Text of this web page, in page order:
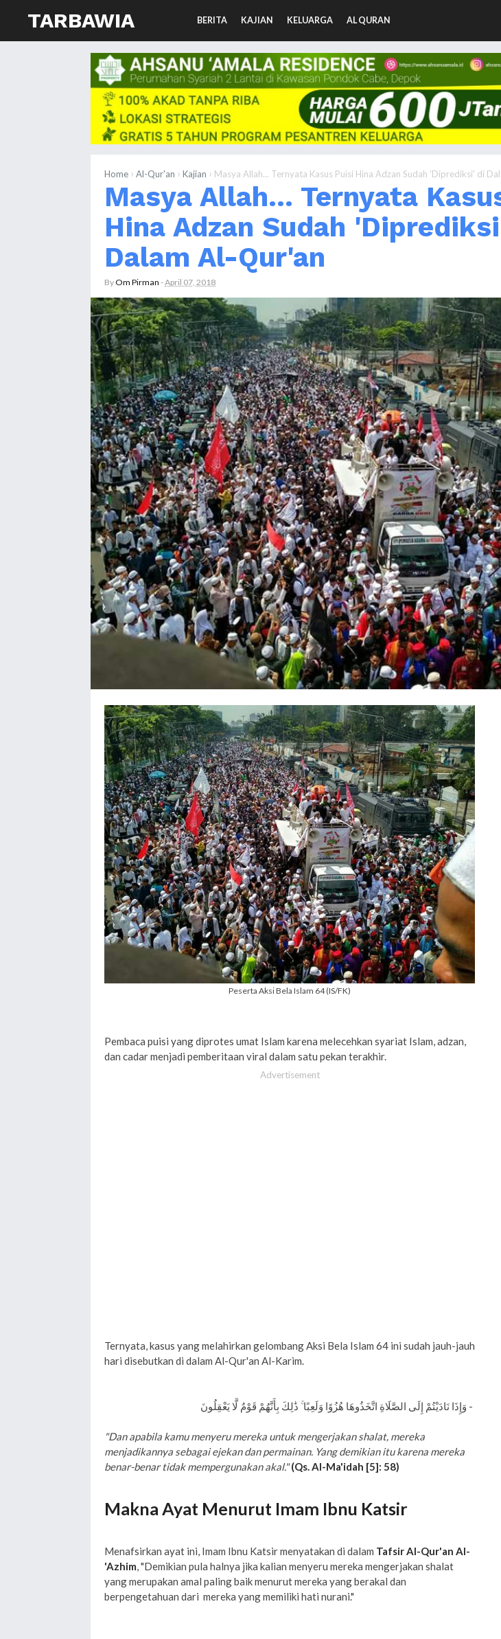
TARBAWIA BERITA KAJIAN KELUARGA AL QURAN
Home › Al-Qur'an › Kajian › Masya Allah... Ternyata Kasus Puisi Hina Adzan Sudah 'Diprediksi' di
Masya Allah... Ternyata
Hina Adzan Sudah
Dalam Al-Qur'an
ByOm Pirman -April 07, 2018
Peserta Aksi Bela Islam 64 (IS/FK)
Pembaca puisi yang diprotes umat Islam karena melecehkan syariat Islam, adzan,
dan cadar menjadi pemberitaan viral dalam satu pekan terakhir.
Advertisement
Ternyata, kasus yang melahirkan gelombang Aksi Bela Islam 64 ini sudah jauh-jauh
hari disebutkan di dalam Al-Qur'an Al-Karim.
وَإِذَا نَادَيْتُمْ إِلَى الصَّلَاةِ اتَّخَذُوهَا هُزُوًا وَلَعِبًا ۚ ذَٰلِكَ بِأَنَّهُمْ قَوْمٌ لَّا يَعْقِلُونَ -
"Dan apabila kamu menyeru mereka untuk mengerjakan shalat, mereka
menjadikannya sebagai ejekan dan permainan. Yang demikian itu karena mereka
benar-benar tidak mempergunakan akal." (Qs. Al-Ma'idah [5]: 58)
Makna Ayat Menurut Imam Ibnu Katsir
Menafsirkan ayat ini, Imam Ibnu Katsir menyatakan di dalam Tafsir Al-Qur'an Al-
'Azhim, "Demikian pula halnya jika kalian menyeru mereka mengerjakan shalat
yang merupakan amal paling baik menurut mereka yang berakal dan
berpengetahuan dari mereka yang memiliki hati nurani."